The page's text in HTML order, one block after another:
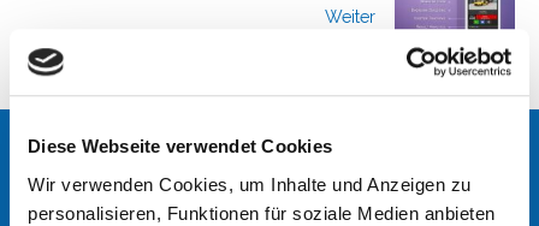
Diese Webseite verwendet Cookies
Wir verwenden Cookies, um Inhalte und Anzeigen zu
personalisieren, Funktionen für soziale Medien anbieten
Weiter
NAHTLOSE INTEGRATION